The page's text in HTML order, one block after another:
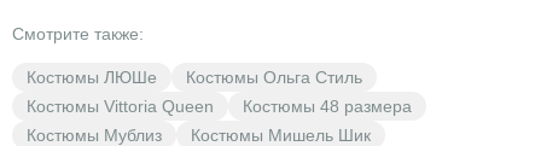
Смотрите также:
Костюмы ЛЮШе
Костюмы Ольга Стиль
Костюмы Vittoria Queen
Костюмы 48 размера
Костюмы Мублиз
Костюмы Мишель Шик